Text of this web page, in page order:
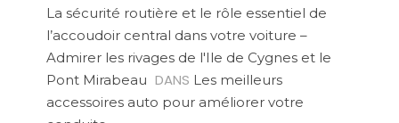
La sécurité routière et le rôle essentiel de
l’accoudoir central dans votre voiture –
Admirer les rivages de l'Ile de Cygnes et le
Pont Mirabeau DANS Les meilleurs
accessoires auto pour améliorer votre